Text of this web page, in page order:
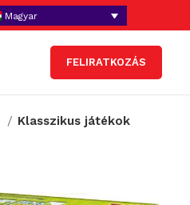
Magyar
FELIRATKOZÁS
Klasszikus játékok